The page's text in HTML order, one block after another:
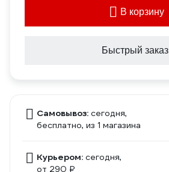
В корзину
Быстрый заказ
Самовывоз: сегодня,
бесплатно, из 1 магазина
Курьером: сегодня,
от 290 ₽